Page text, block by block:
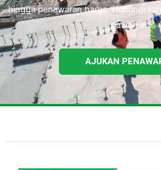
hingga penawaran harga. Hubungi
bawah ini.
AJUKAN